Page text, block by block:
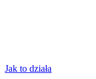
Jak to działa